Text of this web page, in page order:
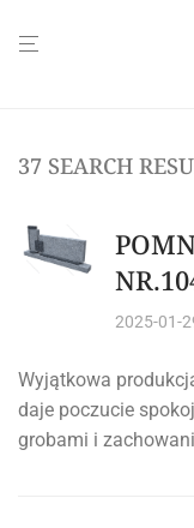
37 SEARCH
2025-01-
Wyjątkowa
daje poczucie
grobami i